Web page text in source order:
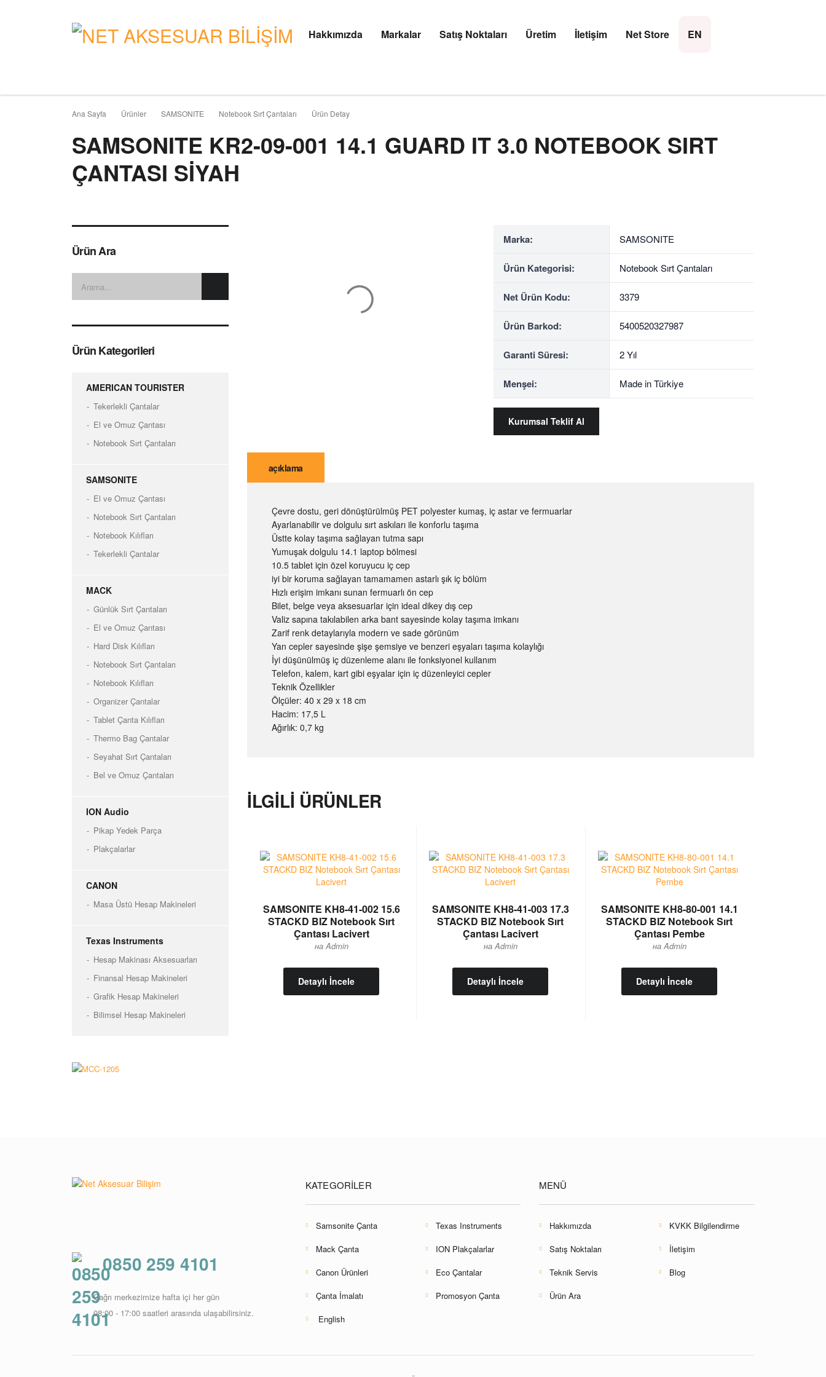
Hakkımızda Markalar Satış Noktaları Üretim İletişim Net Store EN
Ana Sayfa Ürünler SAMSONITE Notebook Sırt Çantaları Ürün Detay
SAMSONITE KR2-09-001 14.1 GUARD IT 3.0 NOTEBOOK SIRT
ÇANTASI SIYAH
Marka: SAMSONITE
Ürün Kategorisi: Notebook Sırt Çantaları
Net Ürün Kodu: 3379
Ürün Barkod: 5400520327987
Garanti Süresi: 2 Yıl
Menşei: Made in Türkiye
Kurumsal Teklif Al
açıklama
Çevre dostu, geri dönüştürülmüş PET polyester kumaş, iç astar ve fermuarlar
Ayarlanabilir ve dolgulu sırt askıları ile konforlu taşıma
Üstte kolay taşıma sağlayan tutma sapı
Yumuşak dolgulu 14.1 laptop bölmesi
10.5 tablet için özel koruyucu iç cep
iyi bir koruma sağlayan tamamamen astarlı şık iç bölüm
Hızlı erişim imkanı sunan fermuarlı ön cep
Bilet, belge veya aksesuarlar için ideal dikey dış cep
Valiz sapına takılabilen arka bant sayesinde kolay taşıma imkanı
Zarif renk detaylarıyla modern ve sade görünüm
Yan cepler sayesinde şişe şemsiye ve benzeri eşyaları taşıma kolaylığı
İyi düşünülmüş iç düzenleme alanı ile fonksiyonel kullanım
Telefon, kalem, kart gibi eşyalar için iç düzenleyici cepler
Teknik Özellikler
Ölçüler: 40 x 29 x 18 cm
Hacim: 17,5 L
Ağırlık: 0,7 kg
ILGILI ÜRÜNLER
SAMSONITE KH8-41-002 15.6
STACKD BIZ Notebook Sırt
Çantası Lacivert
на Admin
Detaylı İncele
SAMSONITE KH8-41-003 17.3
STACKD BIZ Notebook Sırt
Çantası Lacivert
на Admin
Detaylı İncele
SAMSONITE KH8-80-001 14.1
STACKD BIZ Notebook Sırt
Çantası Pembe
на Admin
Detaylı İncele
Ürün Ara
Ürün Kategorileri
AMERICAN TOURISTER
Tekerlekli Çantalar
El ve Omuz Çantası
Notebook Sırt Çantaları
SAMSONITE
El ve Omuz Çantası
Notebook Sırt Çantaları
Notebook Kılıfları
Tekerlekli Çantalar
MACK
Günlük Sırt Çantaları
El ve Omuz Çantası
Hard Disk Kılıfları
Notebook Sırt Çantaları
Notebook Kılıfları
Organizer Çantalar
Tablet Çanta Kılıfları
Thermo Bag Çantalar
Seyahat Sırt Çantaları
Bel ve Omuz Çantaları
ION Audio
Pikap Yedek Parça
Plakçalarlar
CANON
Masa Üstü Hesap Makineleri
Texas Instruments
Hesap Makinası Aksesuarları
Finansal Hesap Makineleri
Grafik Hesap Makineleri
Bilimsel Hesap Makineleri
0850 259 4101
Çağrı merkezimize hafta içi her gün
08:00 - 17:00 saatleri arasında ulaşabilirsiniz.
KATEGORILER
Samsonite Çanta
Texas Instruments
Mack Çanta
ION Plakçalarlar
Canon Ürünleri
Eco Çantalar
Çanta İmalatı
Promosyon Çanta
English
MENÜ
Hakkımızda
KVKK Bilgilendirme
Satış Noktaları
İletişim
Teknik Servis
Blog
Ürün Ara